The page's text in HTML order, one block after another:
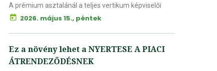
A prémium asztalánál a teljes vertikum képviselői
2026. május 15., péntek
Ez a növény lehet a NYERTESE A PIACI
ÁTRENDEZŐDÉSNEK